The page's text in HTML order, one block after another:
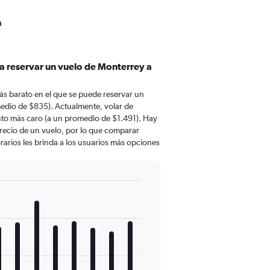
reservar un vuelo de Monterrey a
barato en el que se puede reservar un
de $835). Actualmente, volar de
más caro (a un promedio de $1.491). Hay
de un vuelo, por lo que comparar
les brinda a los usuarios más opciones